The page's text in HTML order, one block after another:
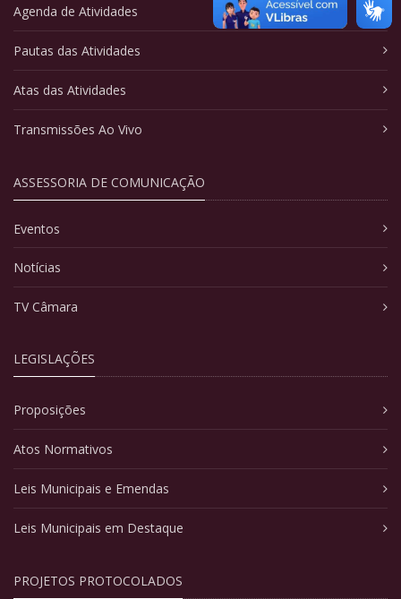
Agenda de Atividades
Pautas das Atividades
Atas das Atividades
Transmissões Ao Vivo
ASSESSORIA DE COMUNICAÇÃO
Eventos
Notícias
TV Câmara
LEGISLAÇÕES
Proposições
Atos Normativos
Leis Municipais e Emendas
Leis Municipais em Destaque
PROJETOS PROTOCOLADOS